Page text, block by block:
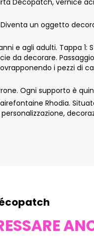
Diventa un oggetto
e agli adulti. Tappa
da decorare.
i pezzi di
Ogni supporto è
Rhodia.